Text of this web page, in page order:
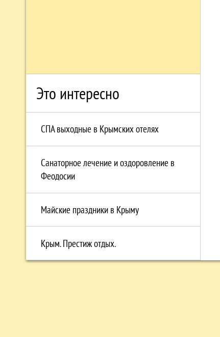
Это интересно
СПА выходные в Крымских отелях
Санаторное лечение и оздоровление в
Феодосии
Майские праздники в Крыму
Крым. Престиж отдых.